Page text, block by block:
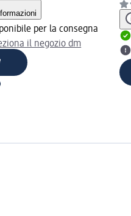
per la consegna
il negozio dm